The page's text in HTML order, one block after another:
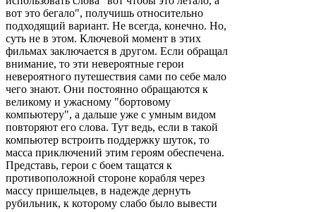
вот это бегало", получишь относительно
подходящий вариант. Не всегда, конечно. Но,
суть не в этом. Ключевой момент в этих
фильмах заключается в другом. Если обращал
внимание, то эти невероятные герои
невероятного путешествия сами по себе мало
чего знают. Они постоянно обращаются к
великому и ужасному "бортовому
компьютеру", а дальше уже с умным видом
повторяют его слова. Тут ведь, если в такой
компьютер встроить поддержку шуток, то
масса приключений этим героям обеспечена.
Представь, герои с боем тащатся к
противоположной стороне корабля через
массу пришельцев, в надежде дернуть
рубильник, к которому слабо было вывести